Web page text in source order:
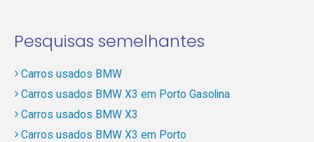
Pesquisas semelhantes
Carros usados BMW
Carros usados BMW X3 em Porto Gasolina
Carros usados BMW X3
Carros usados BMW X3 em Porto